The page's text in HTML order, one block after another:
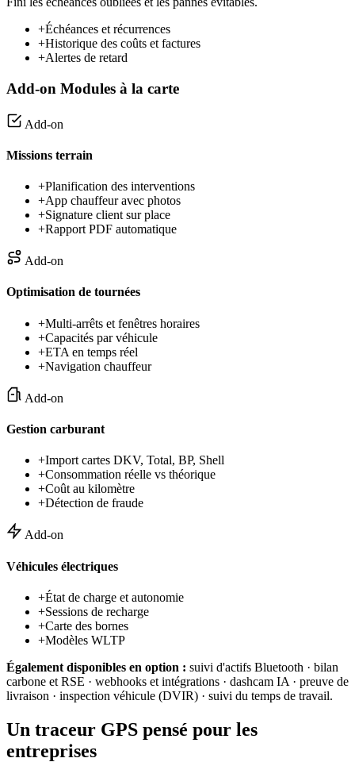
+Échéances et récurrences
+Historique des coûts et factures
+Alertes de retard
Add-on Modules à la carte
Add-on
Missions terrain
+Planification des interventions
+App chauffeur avec photos
+Signature client sur place
+Rapport PDF automatique
Add-on
Optimisation de tournées
+Multi-arrêts et fenêtres horaires
+Capacités par véhicule
+ETA en temps réel
+Navigation chauffeur
Add-on
Gestion carburant
+Import cartes DKV, Total, BP, Shell
+Consommation réelle vs théorique
+Coût au kilomètre
+Détection de fraude
Add-on
Véhicules électriques
+État de charge et autonomie
+Sessions de recharge
+Carte des bornes
+Modèles WLTP
Également disponibles en option : suivi d'actifs Bluetooth · bilan
carbone et RSE · webhooks et intégrations · dashcam IA · preuve de
livraison · inspection véhicule (DVIR) · suivi du temps de travail.
Un traceur GPS pensé pour les
entreprises